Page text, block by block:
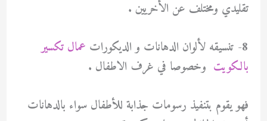
تقليدي ومختلف عن الأخريين .
8- تنسيقه لألوان الدهانات و الديكورات
عمال تكسير
بالكويت وخصوصا في غرف الاطفال .
فهو يقوم بتنفيذ رسومات جذابة للأطفال سواء بالدهانات